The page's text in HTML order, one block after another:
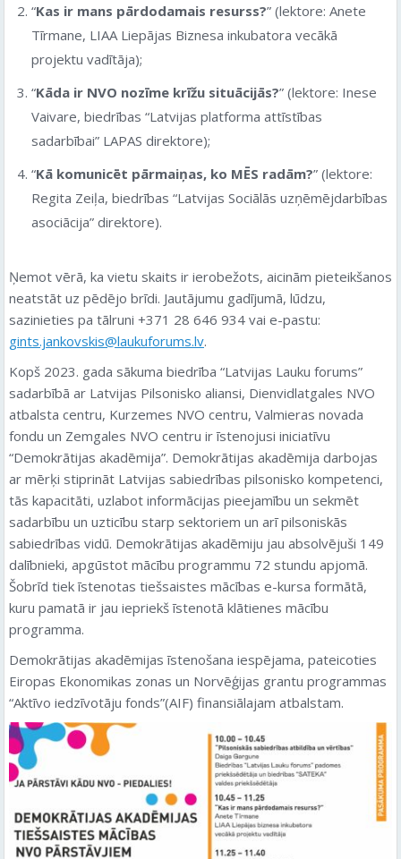
“Kas ir mans pārdodamais resurss?” (lektore: Anete
Tīrmane, LIAA Liepājas Biznesa inkubatora vecākā
projektu vadītāja);
“Kāda ir NVO nozīme krīžu situācijās?” (lektore: Inese
Vaivare, biedrības “Latvijas platforma attīstības
sadarbībai” LAPAS direktore);
“Kā komunicēt pārmaiņas, ko MĒS radām?” (lektore:
Regita Zeiļa, biedrības “Latvijas Sociālās uzņēmējdarbības
asociācija” direktore).
Ņemot vērā, ka vietu skaits ir ierobežots, aicinām pieteikšanos
neatstāt uz pēdējo brīdi. Jautājumu gadījumā, lūdzu,
sazinieties pa tālruni +371 28 646 934 vai e-pastu:
gints.jankovskis@laukuforums.lv.
Kopš 2023. gada sākuma biedrība “Latvijas Lauku forums”
sadarbībā ar Latvijas Pilsonisko aliansi, Dienvidlatgales NVO
atbalsta centru, Kurzemes NVO centru, Valmieras novada
fondu un Zemgales NVO centru ir īstenojusi iniciatīvu
“Demokrātijas akadēmija”. Demokrātijas akadēmija darbojas
ar mērķi stiprināt Latvijas sabiedrības pilsonisko kompetenci,
tās kapacitāti, uzlabot informācijas pieejamību un sekmēt
sadarbību un uzticību starp sektoriem un arī pilsoniskās
sabiedrības vidū. Demokrātijas akadēmiju jau absolvējuši 149
dalībnieki, apgūstot mācību programmu 72 stundu apjomā.
Šobrīd tiek īstenotas tiešsaistes mācības e-kursa formātā,
kuru pamatā ir jau iepriekš īstenotā klātienes mācību
programma.
Demokrātijas akadēmijas īstenošana iespējama, pateicoties
Eiropas Ekonomikas zonas un Norvēģijas grantu programmas
“Aktīvo iedzīvotāju fonds”(AIF) finansiālajam atbalstam.